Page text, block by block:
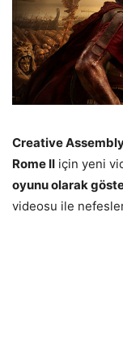
Creative
Rome II için yeni
oyunu olarak
videosu ile